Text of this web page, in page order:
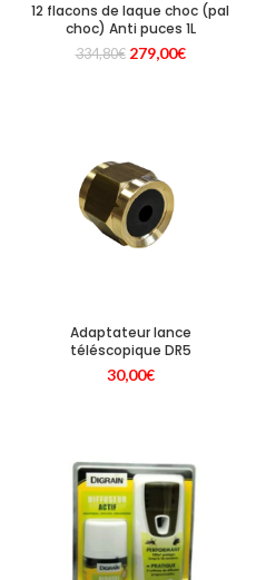
12 flacons de laque choc (pal
choc) Anti puces 1L
334,80€ Le
279,00€Le
Adaptateur lance
téléscopique DR5
30,00€